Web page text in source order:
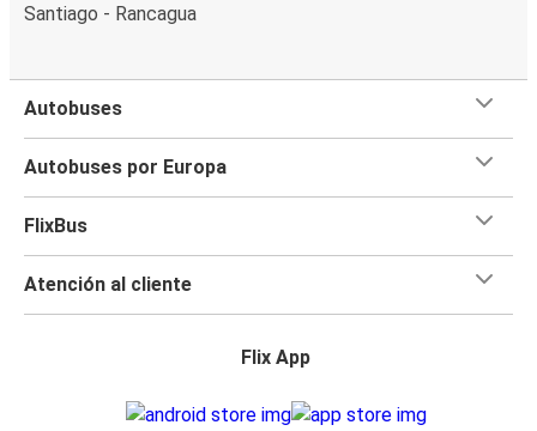
Santiago - Rancagua
Autobuses
Autobuses por Europa
FlixBus
Atención al cliente
Flix App